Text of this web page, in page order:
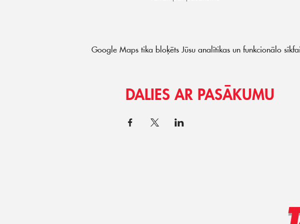
Google Maps tika bloķēts Jūsu analītikas un funkcionālo
DALIES AR PASĀKUMU